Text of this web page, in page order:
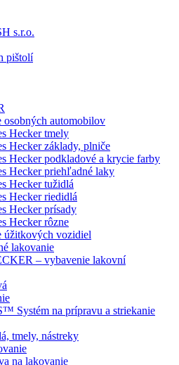
s.r.o.
pištolí
osobných automobilov
Hecker tmely
Hecker základy, plniče
Hecker podkladové a krycie farby
Hecker priehľadné laky
Hecker tužidlá
Hecker riedidlá
Hecker prísady
Hecker rôzne
úžitkových vozidiel
lakovanie
– vybavenie lakovní
Systém na prípravu a striekanie
tmely, nástreky
na lakovanie